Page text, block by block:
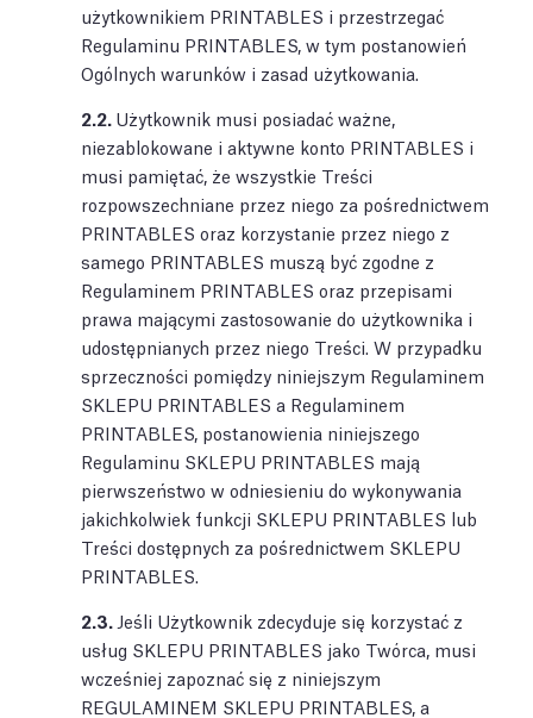
użytkownikiem PRINTABLES i przestrzegać
Regulaminu PRINTABLES, w tym postanowień
Ogólnych warunków i zasad użytkowania.
2.2. Użytkownik musi posiadać ważne,
niezablokowane i aktywne konto PRINTABLES i
musi pamiętać, że wszystkie Treści
rozpowszechniane przez niego za pośrednictwem
PRINTABLES oraz korzystanie przez niego z
samego PRINTABLES muszą być zgodne z
Regulaminem PRINTABLES oraz przepisami
prawa mającymi zastosowanie do użytkownika i
udostępnianych przez niego Treści. W przypadku
sprzeczności pomiędzy niniejszym Regulaminem
SKLEPU PRINTABLES a Regulaminem
PRINTABLES, postanowienia niniejszego
Regulaminu SKLEPU PRINTABLES mają
pierwszeństwo w odniesieniu do wykonywania
jakichkolwiek funkcji SKLEPU PRINTABLES lub
Treści dostępnych za pośrednictwem SKLEPU
PRINTABLES.
2.3. Jeśli Użytkownik zdecyduje się korzystać z
usług SKLEPU PRINTABLES jako Twórca, musi
wcześniej zapoznać się z niniejszym
REGULAMINEM SKLEPU PRINTABLES, a